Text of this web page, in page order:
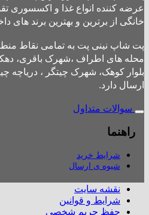
عرضه کننده انواع غذا و اکسسوری
خانگی از برترین و بهترین برند های
محله های اطراف ،شهرک باقری،
بلوار کوهک، شهرک چیتگر ، دریاچه
ارسال دارد.
سوالات متداول
راهنما
شرایط خرید
شیوه ی ارسال
نقشه سایت
شرایط و قوانین
حفظ حریم شخصی